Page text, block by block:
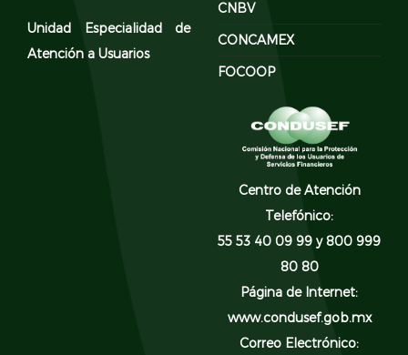
Unidad Especialidad de
Atención a Usuarios
CNBV
CONCAMEX
FOCOOP
Centro de Atención
Telefónico:
55 53 40 09 99 y 800 999
80 80
Página de Internet:
www.condusef.gob.mx
Correo Electrónico: